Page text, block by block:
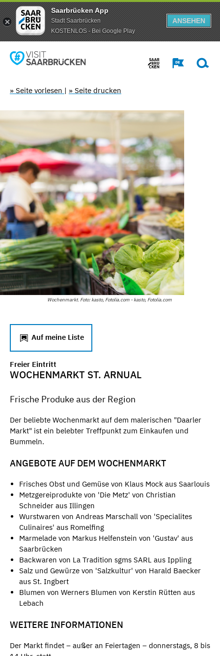
Saarbrücken App
Stadt Saarbrücken
KOSTENLOS - Bei Google Play
ANSEHEN
» Seite vorlesen | » Seite drucken
Wochenmarkt. Foto: kasto, Fotolia.com - kasto, Fotolia.com
Auf meine Liste
Freier Eintritt
WOCHENMARKT ST. ARNUAL
Frische Produke aus der Region
Der beliebte Wochenmarkt auf dem malerischen "Daarler
Markt" ist ein belebter Treffpunkt zum Einkaufen und
Bummeln.
ANGEBOTE AUF DEM WOCHENMARKT
Frisches Obst und Gemüse von Klaus Mock aus Saarlouis
Metzgereiprodukte von 'Die Metz' von Christian
Schneider aus Illingen
Wurstwaren von Andreas Marschall von 'Specialites
Culinaires' aus Romelfing
Marmelade von Markus Helfenstein von 'Gustav' aus
Saarbrücken
Backwaren von La Tradition sgms SARL aus Ippling
Salz und Gewürze von 'Salzkultur' von Harald Baecker
aus St. Ingbert
Blumen von Werners Blumen von Kerstin Rütten aus
Lebach
WEITERE INFORMATIONEN
Der Markt findet – außer an Feiertagen – donnerstags, 8 bis